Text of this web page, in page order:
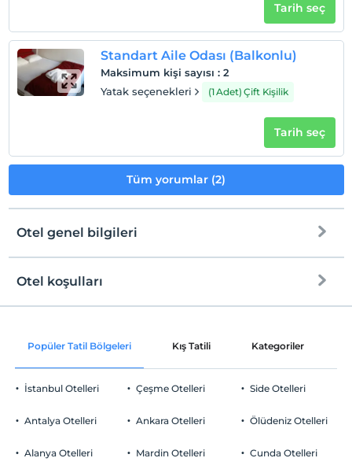
Tarih seç
Standart Aile Odası (Balkonlu)
Maksimum kişi sayısı : 2
Yatak seçenekleri
(1 Adet) Çift Kişilik
Tarih seç
Tüm yorumlar (2)
Otel genel bilgileri
Ortak alanlar ve tüm odalar
Otopark
Otel koşulları
Check/in
Check/out
En geç saat 12:00 ve öncesi
Evcil Hayvan
Popüler Tatil Bölgeleri Kış Tatili Kategoriler
İstanbul Otelleri
Antalya Otelleri
Alanya Otelleri
Çeşme Otelleri
Ankara Otelleri
Mardin Otelleri
Side Otelleri
Ölüdeniz Otelleri
Cunda Otelleri